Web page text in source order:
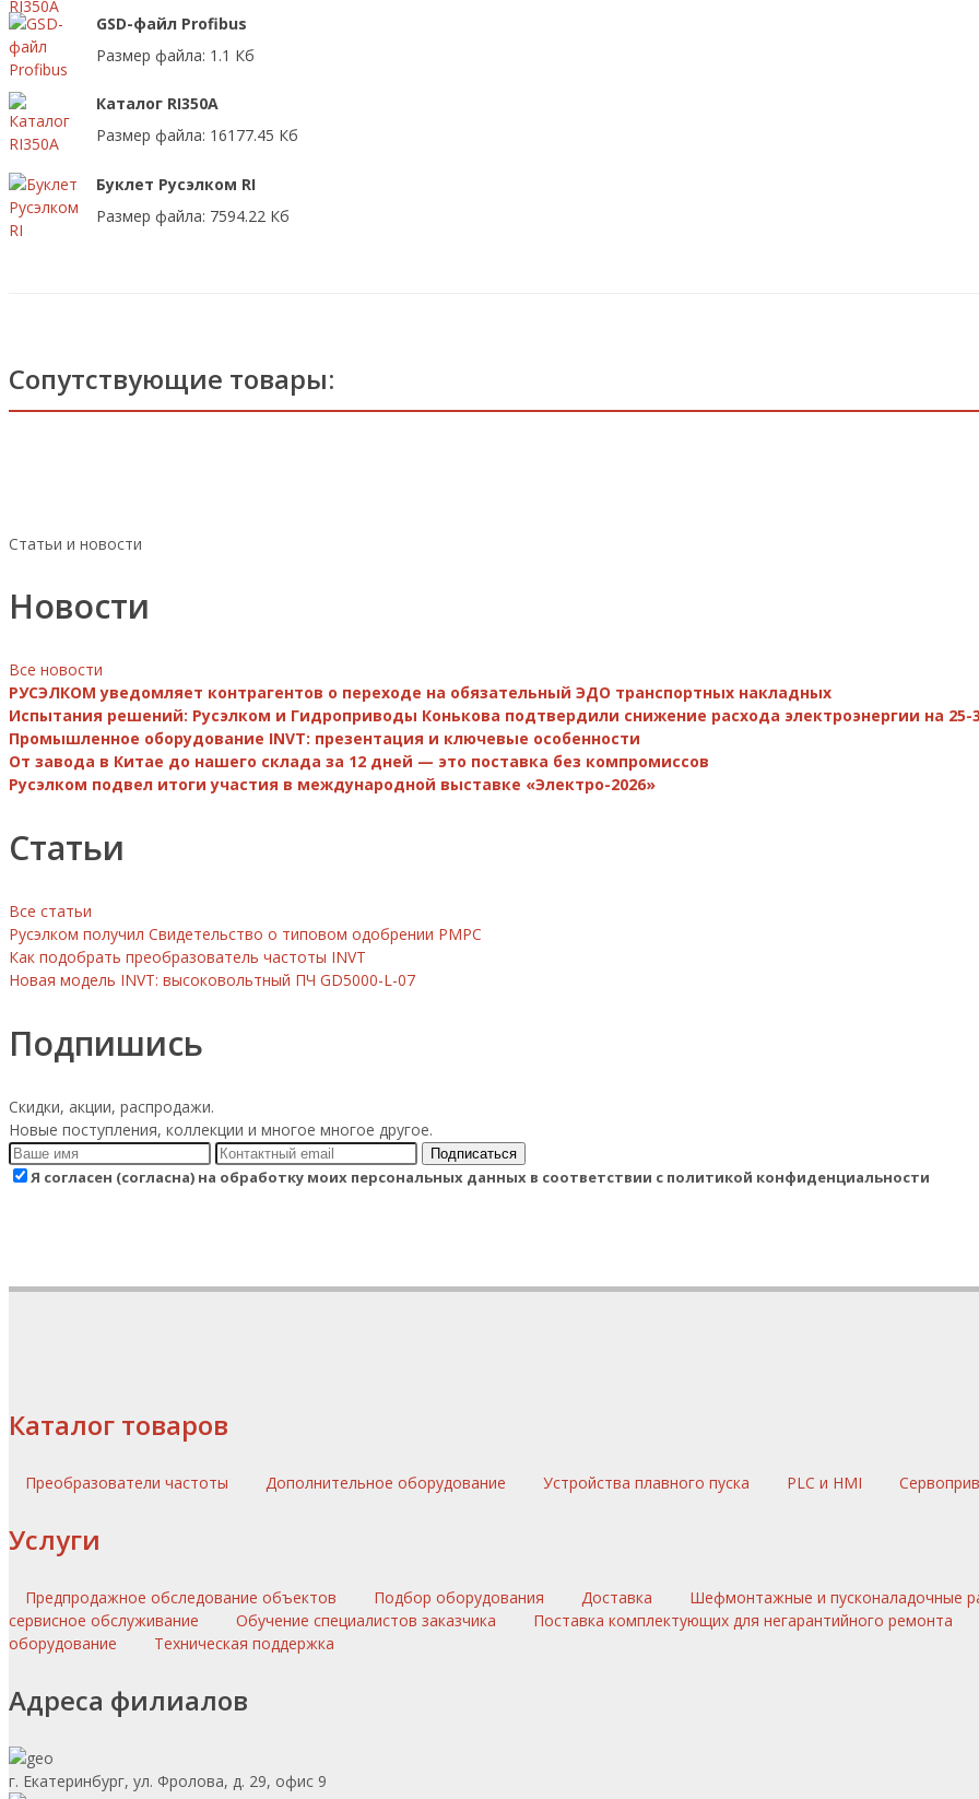
GSD-файл Profibus
Размер файла: 1.1 Кб
Каталог RI350A
Размер файла: 16177.45 Кб
Буклет Русэлком RI
Размер файла: 7594.22 Кб
Сопутствующие товары:
Статьи и новости
Новости
Все новости
РУСЭЛКОМ уведомляет контрагентов о переходе на обязательный ЭДО транспортных накладных
Испытания решений: Русэлком и Гидроприводы Конькова подтвердили снижение расхода электроэнергии на 25-
Промышленное оборудование INVT: презентация и ключевые особенности
От завода в Китае до нашего склада за 12 дней — это поставка без компромиссов
Русэлком подвел итоги участия в международной выставке «Электро-2026»
Статьи
Все статьи
Русэлком получил Свидетельство о типовом одобрении РМРС
Как подобрать преобразователь частоты INVT
Новая модель INVT: высоковольтный ПЧ GD5000-L-07
Подпишись
Скидки, акции, распродажи.
Новые поступления, коллекции и многое многое другое.
Подписаться
Я согласен (согласна) на обработку моих персональных данных в соответствии с политикой конфиденциальности
Каталог товаров
Преобразователи частоты Дополнительное оборудование Устройства плавного пуска PLC и HMI
Услуги
Предпродажное обследование объектов Подбор оборудования Доставка
Шефмонтажные и пусконаладочные
сервисное обслуживание
Обучение специалистов заказчика
Поставка комплектующих для негарантийного ремонта
оборудование
Техническая поддержка
Адреса филиалов
г. Екатеринбург, ул. Фролова, д. 29, офис 9